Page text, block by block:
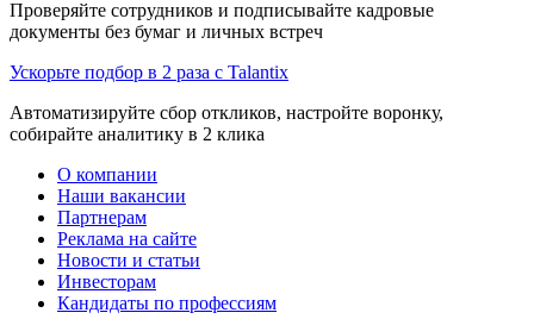
Проверяйте сотрудников и подписывайте кадровые
документы без бумаг и личных встреч
Ускорьте подбор в 2 раза с Talantix
Автоматизируйте сбор откликов, настройте воронку,
собирайте аналитику в 2 клика
О компании
Наши вакансии
Партнерам
Реклама на сайте
Новости и статьи
Инвесторам
Кандидаты по профессиям